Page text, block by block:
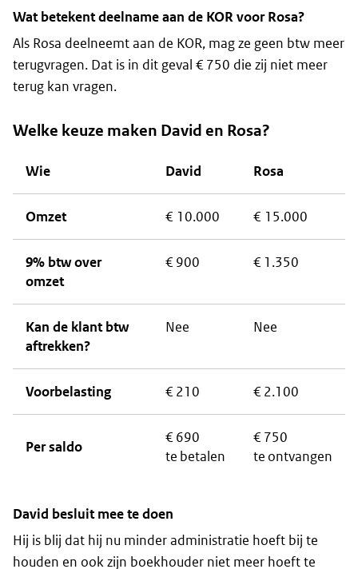
Wat betekent deelname aan de KOR voor Rosa?
Als Rosa deelneemt aan de KOR, mag ze geen btw meer
terugvragen. Dat is in dit geval € 750 die zij niet meer
terug kan vragen.
Welke keuze maken David en Rosa?
Wie David Rosa
Omzet € 10.000 € 15.000
9% btw over
omzet
€ 900 € 1.350
Kan de klant btw
aftrekken?
Nee Nee
Voorbelasting € 210 € 2.100
Per saldo
€ 690
te betalen
€ 750
te ontvangen
David besluit mee te doen
Hij is blij dat hij nu minder administratie hoeft bij te
houden en ook zijn boekhouder niet meer hoeft te